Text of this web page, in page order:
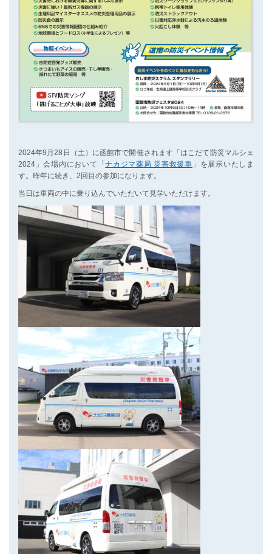
2024年9月28日（土）に函館市で開催されます「はこだて防災マルシェ
2024」会場内において「ナカジマ薬局 災害救援車 」を展示いたしま
す。昨年に続き、2回目の参加になります。
当日は車両の中に乗り込んでいただいて見学いただけます。